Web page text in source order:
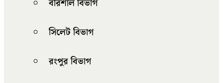
বরিশাল বিভাগ
সিলেট বিভাগ
রংপুর বিভাগ